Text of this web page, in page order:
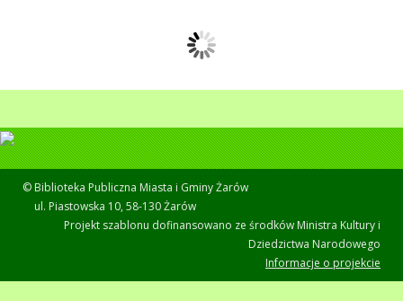
© Biblioteka Publiczna Miasta i Gminy Żarów
ul. Piastowska 10, 58-130 Żarów
Projekt szablonu dofinansowano ze środków Ministra Kultury i
Dziedzictwa Narodowego
Informacje o projekcie